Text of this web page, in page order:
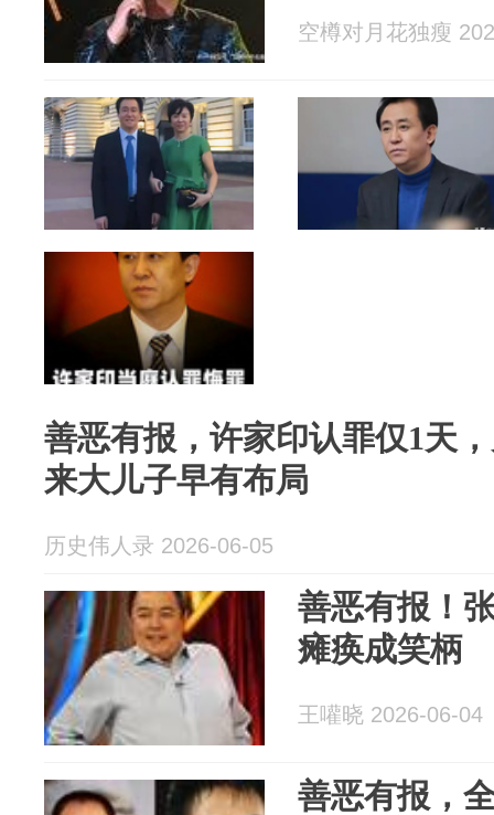
空樽对月花独瘦
善恶有报，许家印认罪仅1天
来大儿子早有布局
历史伟人录 2026-06-05
善恶有报！
瘫痪成笑柄
王嚾晓 2026-06-04
善恶有报，